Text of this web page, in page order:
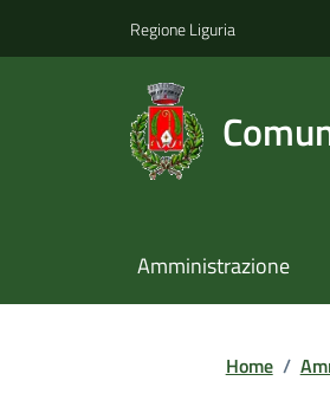
Regione Liguria
Amministrazione
Home /